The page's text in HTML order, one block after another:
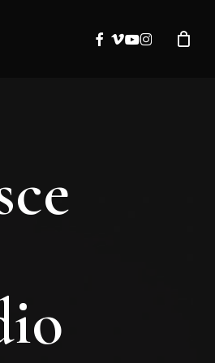
facebook
vimeo
youtube
instagram